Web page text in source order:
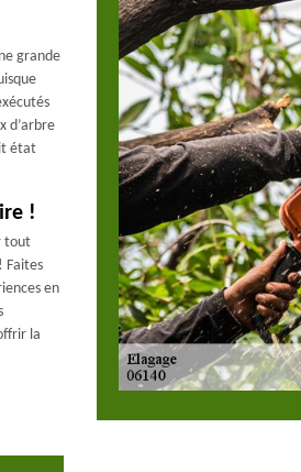
grande
d’arbre
état
!
tout
Faites
en
la